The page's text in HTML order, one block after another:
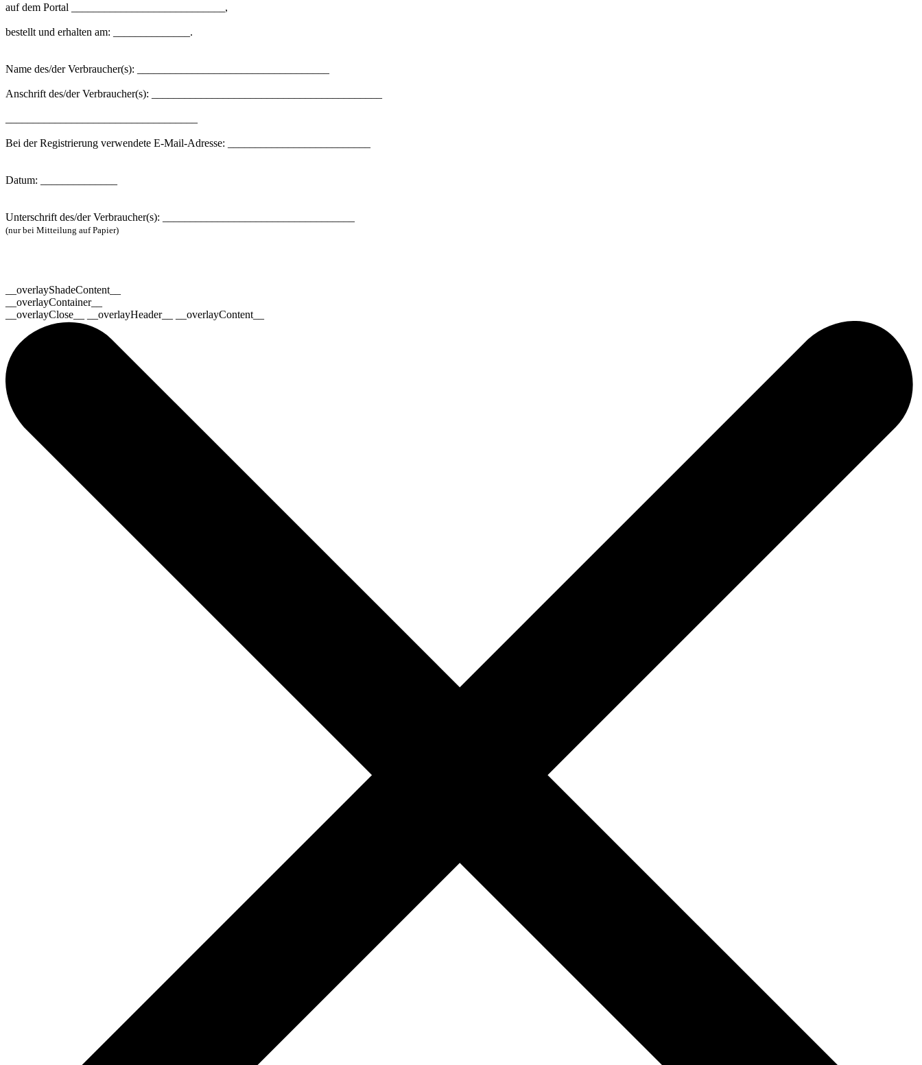
auf dem Portal ____________________________,
bestellt und erhalten am: ______________.
Name des/der Verbraucher(s): ___________________________________
Anschrift des/der Verbraucher(s): __________________________________________
Bei der Registrierung verwendete E-Mail-Adresse: __________________________
Datum: ______________
Unterschrift des/der Verbraucher(s): ___________________________________
(nur bei Mitteilung auf Papier)
__overlayShadeContent__
__overlayContainer__
__overlayClose__ __overlayHeader__ __overlayContent__